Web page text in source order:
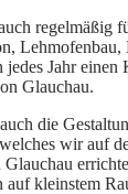
regelmäßig
Lehmofenbau,
Jahr einen
Glauchau.
die
wir auf
auf kleinstem